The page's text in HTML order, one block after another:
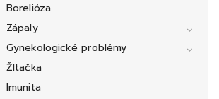
Borelióza
Zápaly
Gynekologické problémy
Žltačka
Imunita